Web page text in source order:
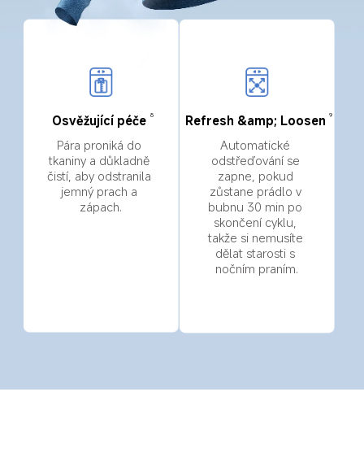
Osvěžující péče 8
Pára proniká do
tkaniny a důkladně
čistí, aby odstranila
jemný prach a
zápach.
Refresh &amp; Loosen 9
Automatické
odstřeďování se
zapne, pokud
zůstane prádlo v
bubnu 30 min po
skončení cyklu,
takže si nemusíte
dělat starosti s
nočním praním.